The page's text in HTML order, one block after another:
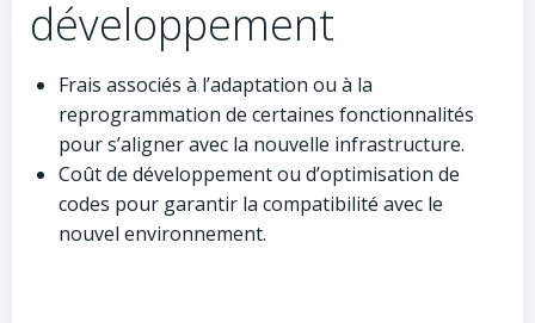
développement
Frais associés à l’adaptation ou à la
reprogrammation de certaines fonctionnalités
pour s’aligner avec la nouvelle infrastructure.
Coût de développement ou d’optimisation de
codes pour garantir la compatibilité avec le
nouvel environnement.